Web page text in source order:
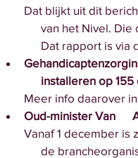
Dat blijkt uit dit
van het
Dat rapport is
installeren op
Meer info daarover
Oud-minister Van
Vanaf 1 december is
de